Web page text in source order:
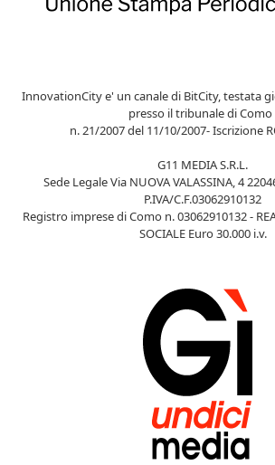
InnovationCity e' un canale di BitCity, testata
presso il tribunale di Como ,
n. 21/2007 del 11/10/2007- Iscrizione
G11 MEDIA S.R.L.
Sede Legale Via NUOVA VALASSINA, 4
P.IVA/C.F.03062910132
Registro imprese di Como n. 03062910132 -
SOCIALE Euro 30.000 i.v.